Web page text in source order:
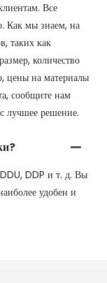
Все
Как мы знаем, на
таких как
количество
цены на материалы
сообщите нам
лучшее решение.
DDP и т. д. Вы
удобен и